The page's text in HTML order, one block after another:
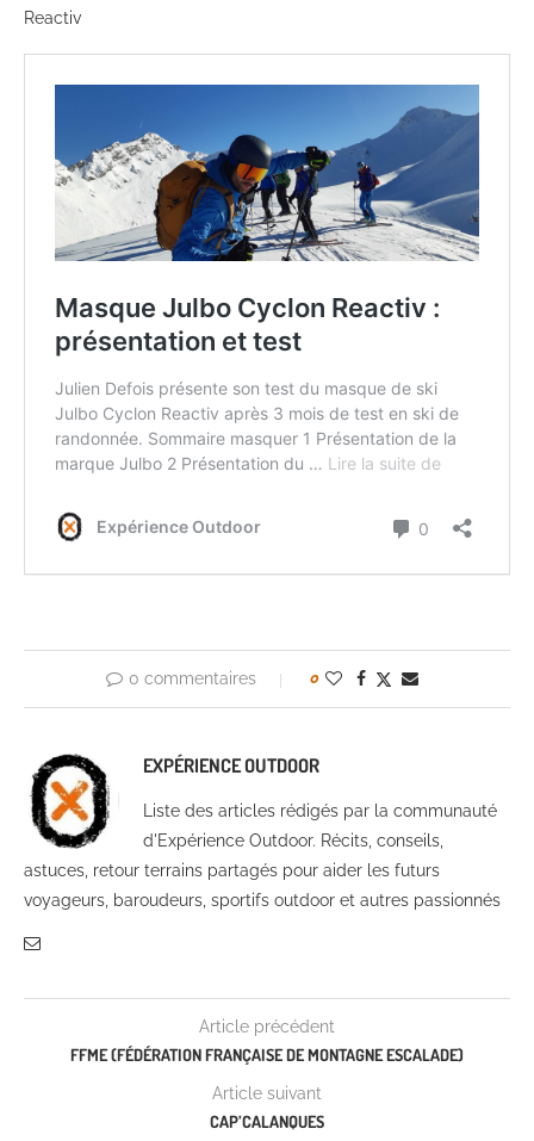
Reactiv
0 commentaires 0
EXPÉRIENCE OUTDOOR
Liste des articles rédigés par la communauté
d'Expérience Outdoor. Récits, conseils,
astuces, retour terrains partagés pour aider les futurs
voyageurs, baroudeurs, sportifs outdoor et autres passionnés
Article précédent
FFME (FÉDÉRATION FRANÇAISE DE MONTAGNE ESCALADE)
Article suivant
CAP’CALANQUES